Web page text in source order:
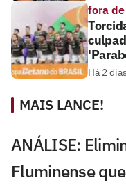
fora
Há 2 dias
MAIS LANCE!
ANÁLISE:
Fluminense